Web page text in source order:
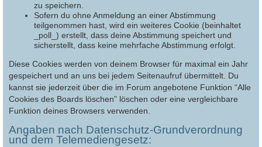
zu speichern.
Sofern du ohne Anmeldung an einer Abstimmung
teilgenommen hast, wird ein weiteres Cookie (beinhaltet
_poll_) erstellt, dass deine Abstimmung speichert und
sicherstellt, dass keine mehrfache Abstimmung erfolgt.
Diese Cookies werden von deinem Browser für maximal ein Jahr
gespeichert und an uns bei jedem Seitenaufruf übermittelt. Du
kannst sie jederzeit über die im Forum angebotene Funktion “Alle
Cookies des Boards löschen” löschen oder eine vergleichbare
Funktion deines Browsers verwenden.
Angaben nach Datenschutz-Grundverordnung
und dem Telemediengesetz: